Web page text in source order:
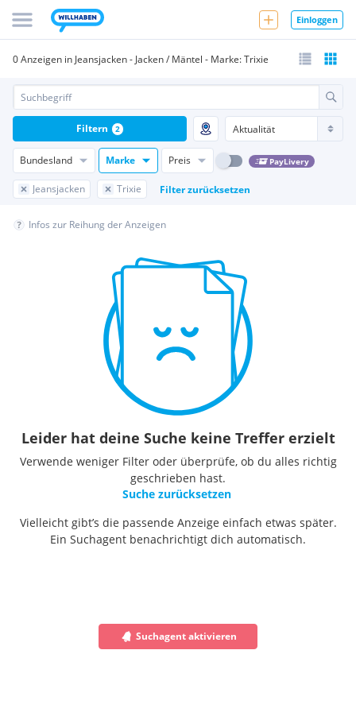
Einloggen
0 Anzeigen in Jeansjacken - Jacken / Mäntel - Marke: Trixie
Bundesland Marke Preis PayLivery
Jeansjacken Trixie Filter zurücksetzen
Filtern 2
Infos zur Reihung der Anzeigen
Leider hat deine Suche keine Treffer erzielt
Verwende weniger Filter oder überprüfe, ob du alles richtig
geschrieben hast.
Suche zurücksetzen
Vielleicht gibt’s die passende Anzeige einfach etwas später.
Ein Suchagent benachrichtigt dich automatisch.
Suchagent aktivieren